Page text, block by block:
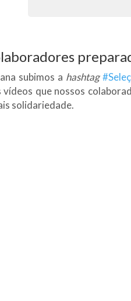
subimos a hashtag
que nossos
solidariedade.